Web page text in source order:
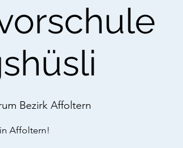
Bezirk Affoltern
Affoltern!